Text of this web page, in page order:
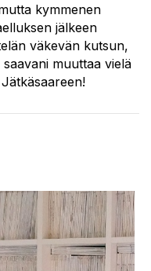
kymmenen
jälkeen
väkevän kutsun,
muuttaa vielä